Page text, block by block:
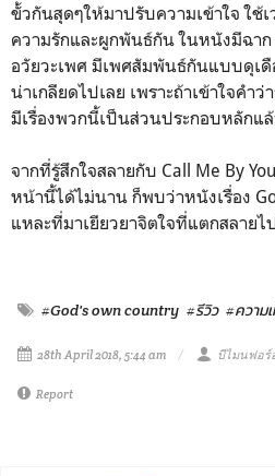
ขั้วกันสุดๆให้มาปรับความเข้าใจ ใช้
ความรักและผูกพันธ์กัน ในหนังมีฉาก
อวัยวะเพศ มีเพศสัมพันธ์กันแบบดุเ
น่าเกลียดไปเลย เพราะถ้าเข้าใจคำ
มีเรื่องพวกนี้เป็นส่วนประกอบหลักแ
จากที่รู้สึกใจสลายกับ Call Me By
หน้านี้ได้ไม่นาน ก็พบว่าหนังเรื่อง
แหละที่มาเยียวยาจิตใจที่แตกสลาย
#God's own country #รีวิว #ความ
28th April 2018, 5:44 am บีไมนฟอร์
Report